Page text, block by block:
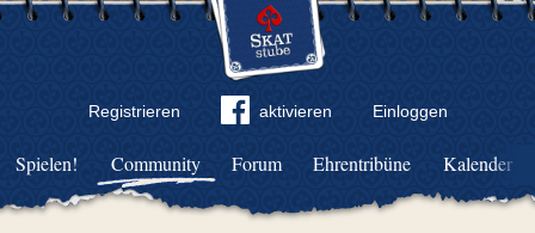
Registrieren aktivieren Einloggen
Community Forum Ehrentribüne Kalender
Spielen!